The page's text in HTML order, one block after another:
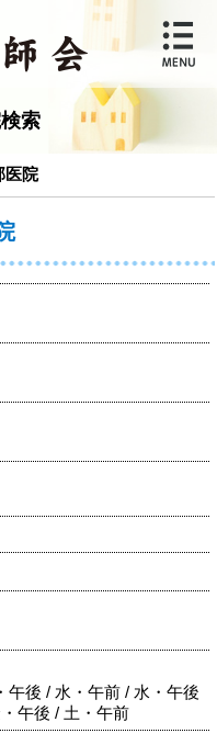
索
医院
午後 / 水・午前 / 水・午後
午後 / 土・午前